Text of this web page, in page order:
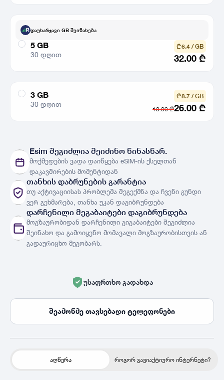
დაუხარჯავი GB შეინახება
5 GB
30 დღით
₾ 6.4 / GB
32.00 ₾
3 GB
30 დღით
₾ 8.7 / GB
13.00₾26.00 ₾
ქვეყნები
Esim შეგიძლია შეიძინო წინასწარ.
მოქმედების ვადა დაიწყება eSIM-ის ქსელთან
დაკავშირების მომენტიდან
თანხის დაბრუნების გარანტია
თუ აქტივაციისას პრობლემა შეგექმნა და ჩვენი გუნდი
ვერ გეხმარება, თანხა უკან დაგიბრუნდება
დარჩენილი მეგაბაიტები დაგიბრუნდება
მოგზაურობიდან დარჩენილი გიგაბაიტები შეგიძლია
შეინახო და გამოიყენო მომავალი მოგზაურობისთვის ან
გადაურიცხო მეგობარს.
უსაფრთხო გადახდა
შეამოწმე თავსებადი ტელეფონები
აღწერა როგორ გავიაქტიურო ინტერნეტი?